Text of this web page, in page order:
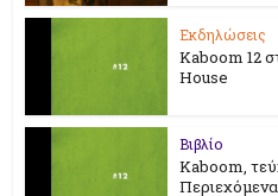
Εκδηλώσεις
Kaboom 12
House
Βιβλίο
Kaboom,